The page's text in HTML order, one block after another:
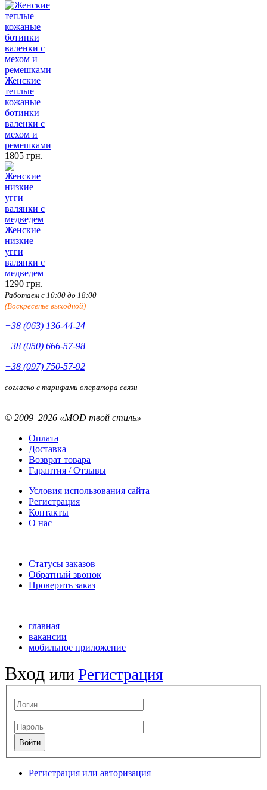
Женские
теплые
кожаные
ботинки
валенки с
мехом и
ремешками
1805 грн.
Женские
низкие
угги
валянки с
медведем
1290 грн.
Работаем с 10:00 до 18:00
(Воскресенье выходной)
+38 (063) 136-44-24
+38 (050) 666-57-98
+38 (097) 750-57-92
согласно с тарифами оператора связи
© 2009–2026 «MOD твой стиль»
Оплата
Доставка
Возврат товара
Гарантия / Отзывы
Условия использования сайта
Регистрация
Контакты
О нас
Статусы заказов
Обратный звонок
Проверить заказ
главная
вакансии
мобильное приложение
Вход или Регистрация
Регистрация или авторизация